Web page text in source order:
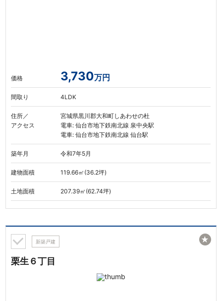
価格 3,730万円
間取り 4LDK
住所／
アクセス
宮城県黒川郡大和町しあわせの杜
電車: 仙台市地下鉄南北線 泉中央駅
電車: 仙台市地下鉄南北線 仙台駅
築年月 令和7年5月
建物面積 119.66㎡(36.2坪)
土地面積 207.39㎡(62.74坪)
新築戸建
栗生６丁目
★